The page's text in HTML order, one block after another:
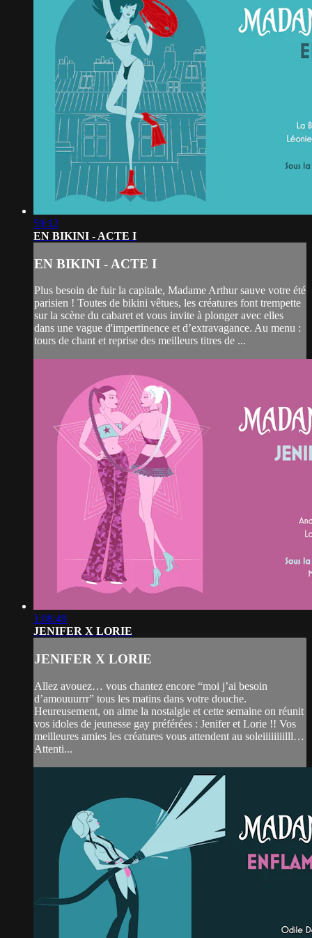
59:12
EN BIKINI - ACTE I
EN BIKINI - ACTE I
Plus besoin de fuir la capitale, Madame Arthur sauve votre été
parisien ! Toutes de bikini vêtues, les créatures font trempette
sur la scène du cabaret et vous invite à plonger avec elles
dans une vague d'impertinence et d’extravagance. Au menu :
tours de chant et reprise des meilleurs titres de ...
1:08:49
JENIFER X LORIE
JENIFER X LORIE
Allez avouez… vous chantez encore “moi j’ai besoin
d’amouuurrr” tous les matins dans votre douche.
Heureusement, on aime la nostalgie et cette semaine on réunit
vos idoles de jeunesse gay préférées : Jenifer et Lorie !! Vos
meilleures amies les créatures vous attendent au soleiiiiiiiilll…
Attenti...